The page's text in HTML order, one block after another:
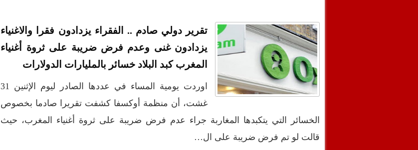
تقرير دولي صادم .. الفقراء يزدادون فقرا والاغنياء
يزدادون غنى وعدم فرض ضريبة على ثروة أغنياء
المغرب كبد البلاد خسائر بالمليارات الدولارات
اوردت يومية المساء في عددها الصادر ليوم الإثنين 31
غشت، أن منظمة أوكسفا كشفت تقريرا صادما بخصوص
الخسائر التي يتكبدها المغاربة جراء عدم فرض ضريبة على ثروة أغنياء المغرب، حيث
قالت لو تم فرض ضريبة على ال…